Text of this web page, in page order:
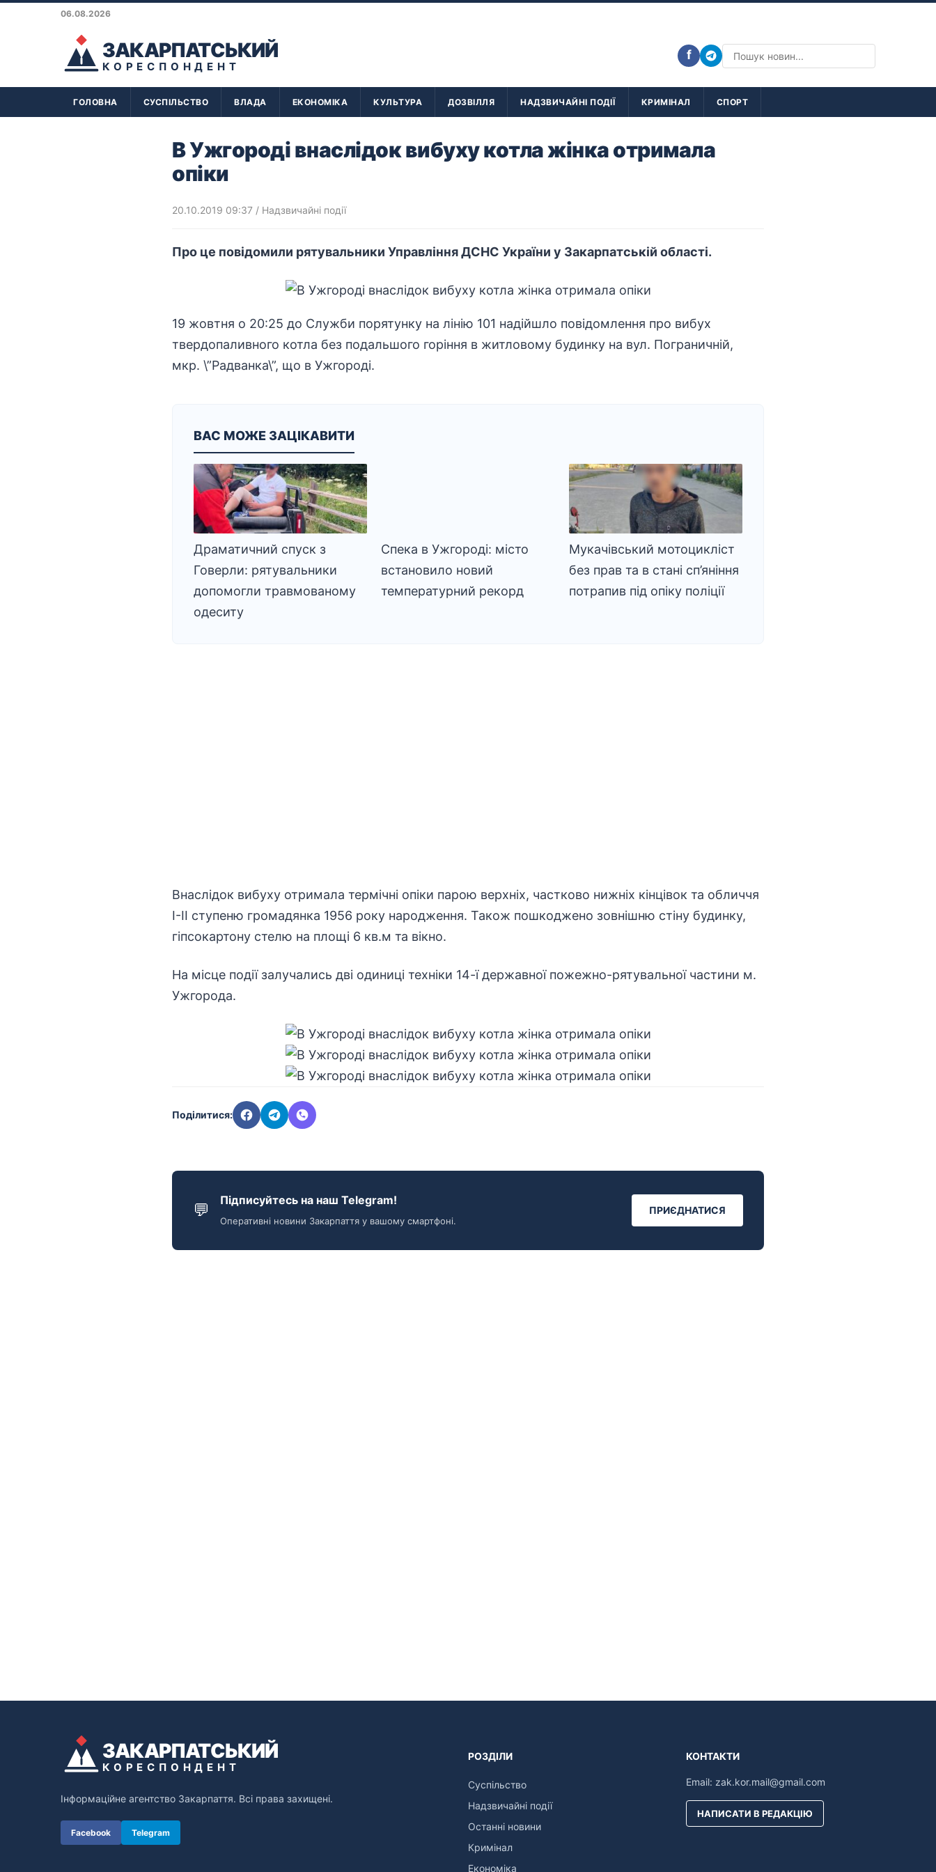
06.08.2026
ЗАКАРПАТСЬКИЙ
КОРЕСПОНДЕНТ
f
ГОЛОВНА СУСПІЛЬСТВО ВЛАДА ЕКОНОМІКА КУЛЬТУРА ДОЗВІЛЛЯ НАДЗВИЧАЙНІ ПОДІЇ КРИМІНАЛ СПОРТ
В Ужгороді внаслідок вибуху котла жінка отримала
опіки
20.10.2019 09:37 / Надзвичайні події
Про це повідомили рятувальники Управління ДСНС України у Закарпатській області.
19 жовтня о 20:25 до Служби порятунку на лінію 101 надійшло повідомлення про вибух
твердопаливного котла без подальшого горіння в житловому будинку на вул. Пограничній,
мкр. \”Радванка\”, що в Ужгороді.
ВАС МОЖЕ ЗАЦІКАВИТИ
Драматичний спуск з
Говерли: рятувальники
допомогли травмованому
одеситу
Спека в Ужгороді: місто
встановило новий
температурний рекорд
Мукачівський мотоцикліст
без прав та в стані сп’яніння
потрапив під опіку поліції
Внаслідок вибуху отримала термічні опіки парою верхніх, частково нижніх кінцівок та обличчя
І-ІІ ступеню громадянка 1956 року народження. Також пошкоджено зовнішню стіну будинку,
гіпсокартону стелю на площі 6 кв.м та вікно.
На місце події залучались дві одиниці техніки 14-ї державної пожежно-рятувальної частини м.
Ужгорода.
Поділитися:
💬 Підписуйтесь на наш Telegram!
Оперативні новини Закарпаття у вашому смартфоні.
ПРИЄДНАТИСЯ
ЗАКАРПАТСЬКИЙ
КОРЕСПОНДЕНТ
Інформаційне агентство Закарпаття. Всі права захищені.
Facebook Telegram
РОЗДІЛИ
Суспільство
Надзвичайні події
Останні новини
Кримінал
Економіка
КОНТАКТИ
Email: zak.kor.mail@gmail.com
НАПИСАТИ В РЕДАКЦІЮ